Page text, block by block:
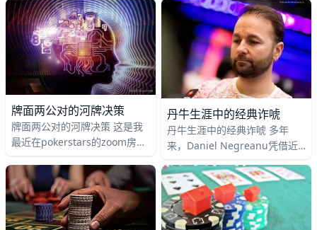
牌Ah 6s。 前位有4人limp，
CO下注到12BB，你
猫，下面就有一手难舍难弃的
牌，你先来看看，说不定你也会
跟注哦
牌面两公对的河牌决策
牌面两公对的河牌决策 这是我
最近在pokerstars的zoom房间
人弃牌。BTN下注3BB，我在
SB，手牌Ad Js
丹牛生涯中的经典诈唬
丹牛生涯中的经典诈唬 多年
来，Daniel Negreanu凭借近
次 WSOP 奖金记录和 6 条手
链，奠定了自己作为德州扑克